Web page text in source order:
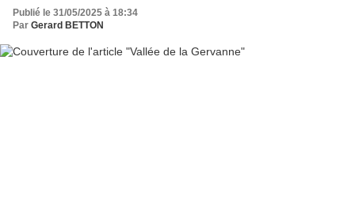
Publié le 31/05/2025 à 18:34
Par Gerard BETTON